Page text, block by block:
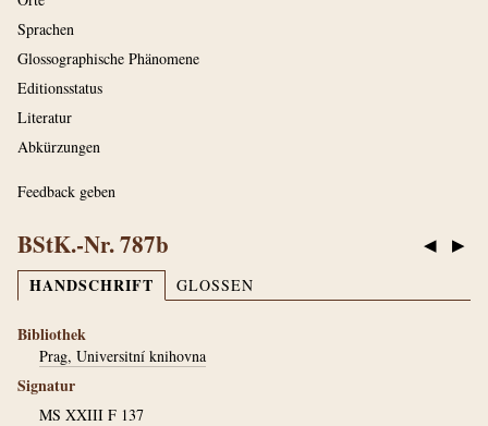
Sprachen
Glossographische Phänomene
Editionsstatus
Literatur
Abkürzungen
Feedback geben
◀ ▶
BStK.-Nr. 787b
HANDSCHRIFT GLOSSEN
Bibliothek
Prag, Universitní knihovna
Signatur
MS XXIII F 137